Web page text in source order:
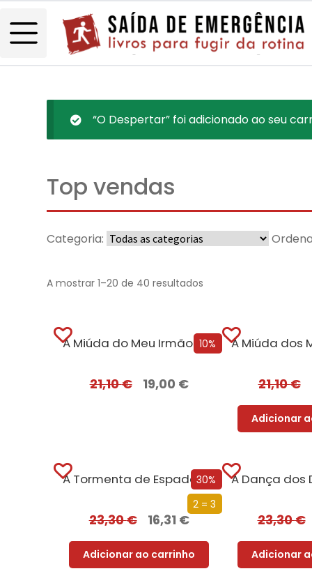
“O Despertar” foi adicionado ao seu
Top vendas
Categoria:
A mostrar 1–20 de 40 resultados
10%
A Miúda do Meu Irmão – Edição com EDGES
21,10€ 19,00 € 21,10€
Adicionar
30%
2 = 3
A Tormenta de Espadas (Edição especial limitada)
23,30€ 16,31 €
Adicionar ao carrinho
23,30€
Adicionar